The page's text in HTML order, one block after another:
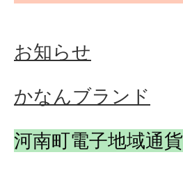
お知らせ
かなんブランド
河南町電子地域通